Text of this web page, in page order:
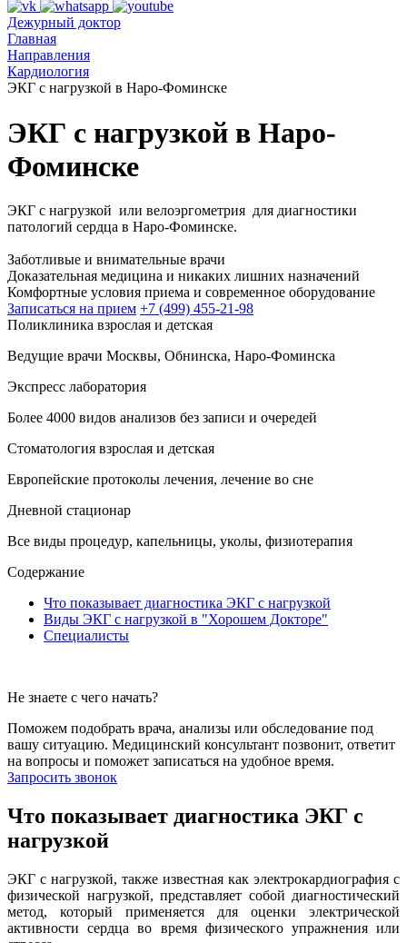
Дежурный доктор
Главная
Направления
Кардиология
ЭКГ с нагрузкой в Наро-Фоминске
ЭКГ с нагрузкой в Наро-
Фоминске
ЭКГ с нагрузкой или велоэргометрия для диагностики
патологий сердца в Наро-Фоминске.
Заботливые и внимательные врачи
Доказательная медицина и никаких лишних назначений
Комфортные условия приема и современное оборудование
Записаться на прием +7 (499) 455-21-98
Поликлиника взрослая и детская
Ведущие врачи Москвы, Обнинска, Наро-Фоминска
Экспресс лаборатория
Более 4000 видов анализов без записи и очередей
Стоматология взрослая и детская
Европейские протоколы лечения, лечение во сне
Дневной стационар
Все виды процедур, капельницы, уколы, физиотерапия
Содержание
Что показывает диагностика ЭКГ с нагрузкой
Виды ЭКГ с нагрузкой в "Хорошем Докторе"
Специалисты
Не знаете с чего начать?
Поможем подобрать врача, анализы или обследование под
вашу ситуацию. Медицинский консультант позвонит, ответит
на вопросы и поможет записаться на удобное время.
Запросить звонок
Что показывает диагностика ЭКГ с
нагрузкой
ЭКГ с нагрузкой, также известная как электрокардиография с
физической нагрузкой, представляет собой диагностический
метод, который применяется для оценки электрической
активности сердца во время физического упражнения или